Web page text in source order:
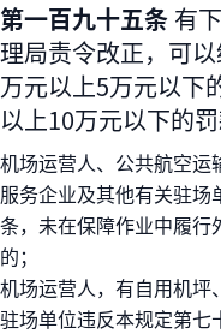
第一百九十五条 有
理局责令改正，可
万元以上5万元以下
以上10万元以下的罚
机场运营人、公共航空
服务企业及其他有关驻
条，未在保障作业中履
的；
机场运营人，有自用机
驻场单位违反本规定第